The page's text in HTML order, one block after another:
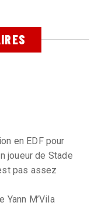
en EDF pour
joueur de Stade
pas assez
Yann M’Vila